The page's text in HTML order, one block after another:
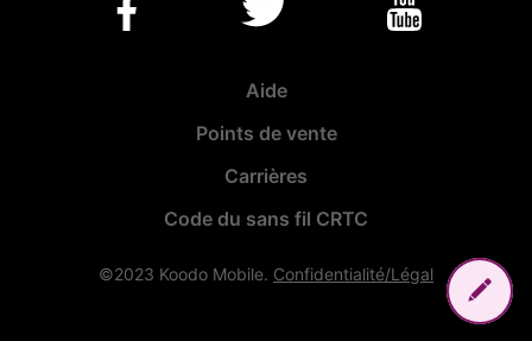
Aide
Points de vente
Carrières
Code du sans fil CRTC
©2023 Koodo Mobile. Confidentialité/Légal